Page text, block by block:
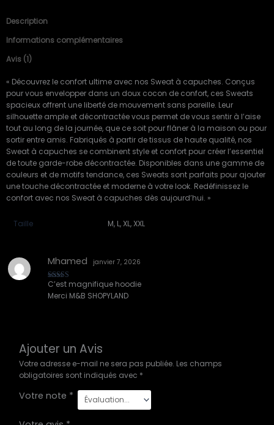
Description
Informations complémentaires
Avis (1)
« Découvrez le confort ultime avec nos Sweat à capuches. Conçus
pour vous envelopper dans un doux cocon de confort, ces Sweats
spacieux offrent une liberté de mouvement sans pareille. Leur
silhouette ample et décontractée vous permet de vous sentir à l’aise
tout au long de la journée, que ce soit pour flâner à la maison ou pour
sortir entre amis. Fabriqués à partir de tissus de haute qualité, nos
Sweat à capuches se combinent style et confort pour créer l’essentiel
de toute garde-robe décontractée. Disponibles dans une gamme de
couleurs et de motifs tendance, ces Sweats sont parfaits pour ajouter
une touche décontractée et moderne à votre look. Redéfinissez le
confort avec nos Sweat à capuches dès aujourd’hui. »
Taille M, L, XL, XXL
Note5 sur 5
Mhamed janvier 7, 2026
C’est magnifique hoodie
Merci M&B SHOPYLAND
Ajouter un Avis
Votre adresse e-mail ne sera pas publiée. Les champs
obligatoires sont indiqués avec *
Votre note *